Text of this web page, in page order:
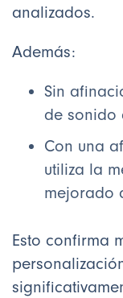
analizados.
Además:
Sin
de sonido
Con una
utiliza la
mejorado
Esto confirma